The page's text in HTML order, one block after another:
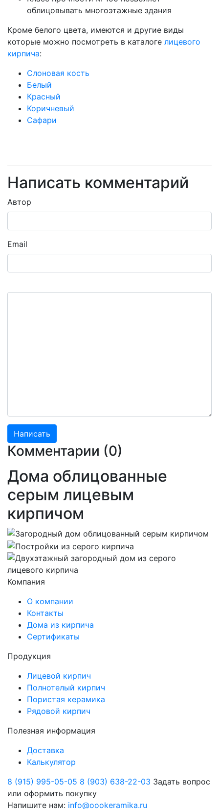
облицовывать многоэтажные здания
Кроме белого цвета, имеются и другие виды
которые можно посмотреть в каталоге лицевого
кирпича:
Слоновая кость
Белый
Красный
Коричневый
Сафари
Написать комментарий
Автор
Email
Комментарии (0)
Дома облицованные
серым лицевым
кирпичом
Компания
О компании
Контакты
Дома из кирпича
Сертификаты
Продукция
Лицевой кирпич
Полнотелый кирпич
Пористая керамика
Рядовой кирпич
Полезная информация
Доставка
Калькулятор
8 (915) 995-05-05 8 (903) 638-22-03 Задать вопрос
или оформить покупку
Напишите нам: info@oookeramika.ru